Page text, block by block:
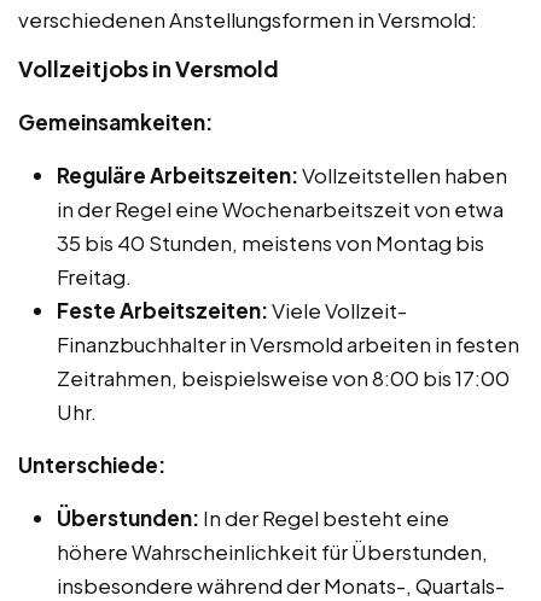
verschiedenen Anstellungsformen in Versmold:
Vollzeitjobs in Versmold
Gemeinsamkeiten:
Reguläre Arbeitszeiten:Vollzeitstellen haben
in der Regel eine Wochenarbeitszeit von etwa
35 bis 40 Stunden, meistens von Montag bis
Freitag.
Feste Arbeitszeiten:Viele Vollzeit-
Finanzbuchhalter in Versmold arbeiten in festen
Zeitrahmen, beispielsweise von 8:00 bis 17:00
Uhr.
Unterschiede:
Überstunden: In der Regel besteht eine
höhere Wahrscheinlichkeit für Überstunden,
insbesondere während der Monats-, Quartals-